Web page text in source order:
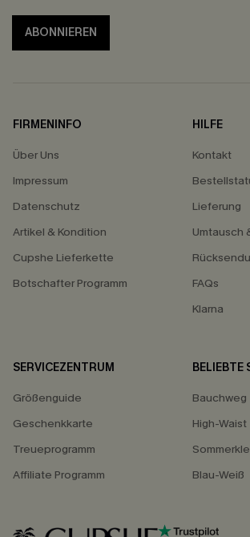
ABONNIEREN
FIRMENINFO
Über Uns
Impressum
Datenschutz
Artikel & Kondition
Cupshe Lieferkette
Botschafter Programm
HILFE
Kontakt
Lieferung
Umtausch
FAQs
Klarna
SERVICEZENTRUM
Größenguide
Geschenkkarte
Treueprogramm
Affiliate Programm
BELIEBTE
Bauchweg
High-Waist
Blau-Weiß
15%
15% ohne MBW für E-Mail-
*Ein Code pro Bestellung. Jeder Code ist
undDatenschutzbestimmungen. Sie können sich